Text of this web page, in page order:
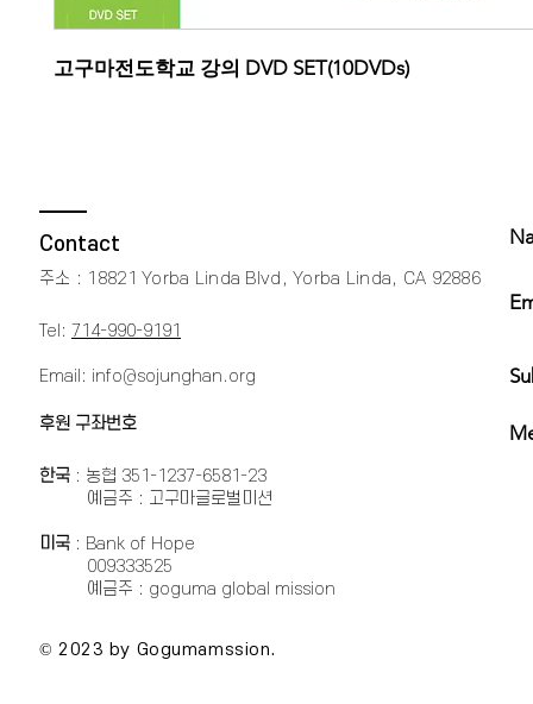
고구마전도학교 강의 DVD SET(10DVDs)
Contact
주소 : 18821 Yorba Linda Blvd, Yorba Linda, CA 92886​
Tel: 714-990-9191
Email: info@sojunghan.org
후원 구좌번호
한국 : 농협 351-1237-6581-23
예금주 : 고구마글로벌미션
미국 : Bank of Hope
009333525
예금주 : goguma global mission
© 2023 by Gogumamssion.